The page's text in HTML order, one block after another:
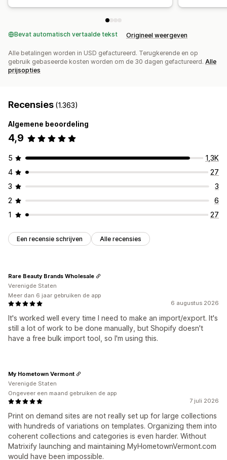
Bevat automatisch vertaalde tekst Origineel weergeven
Alle betalingen worden in USD gefactureerd. Terugkerende en op
gebruik gebaseerde kosten worden om de 30 dagen gefactureerd. Alle
prijsopties
Recensies (1.363)
Algemene beoordeling
4,9
5
1,3K
4
27
3
3
2
6
1
27
Een recensie schrijven Alle recensies
6 augustus 2026
It's worked well every time I need to make an import/export. It's
still a lot of work to be done manually, but Shopify doesn't
have a free bulk import tool, so I'm using this.
Rare Beauty Brands Wholesale
Verenigde Staten
Meer dan 6 jaar gebruiken de app
7 juli 2026
Print on demand sites are not really set up for large collections
with hundreds of variations on templates. Organizing them into
coherent collections and categories is even harder. Without
Matrixify launching and maintaining MyHometownVermont.com
would have been impossible.
My Hometown Vermont
Verenigde Staten
Ongeveer een maand gebruiken de app